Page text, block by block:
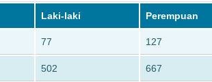
Laki-laki Perempuan
77 127
502 667